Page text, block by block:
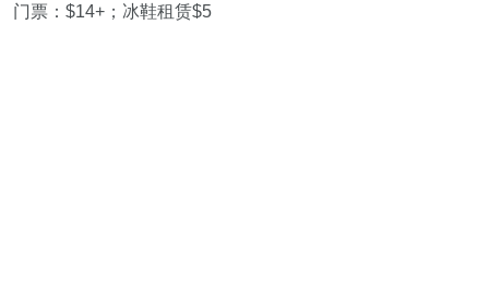
门票：$14+；冰鞋租赁$5